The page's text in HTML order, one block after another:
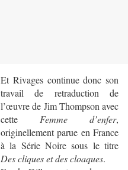
Et Rivages continue donc son
travail de retraduction de
l’œuvre de Jim Thompson avec
cette Femme d’enfer,
originellement parue en France
à la Série Noire sous le titre
Des cliques et des cloaques.